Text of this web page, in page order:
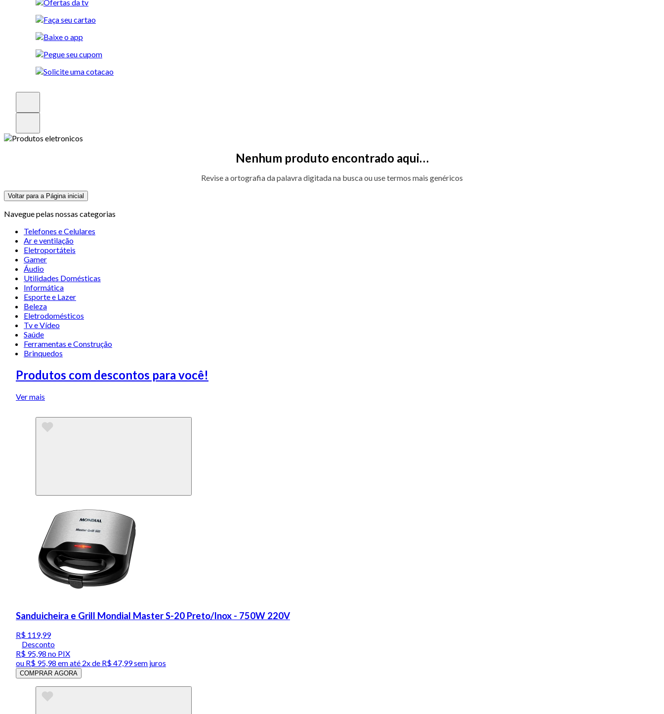
Nenhum produto encontrado aqui…
Revise a ortografia da palavra digitada na busca ou use termos mais genéricos
Voltar para a Página inicial
Navegue pelas nossas categorias
Telefones e Celulares
Ar e ventilação
Eletroportáteis
Gamer
Áudio
Utilidades Domésticas
Informática
Esporte e Lazer
Beleza
Eletrodomésticos
Tv e Vídeo
Saúde
Ferramentas e Construção
Brinquedos
Produtos com descontos para você!
Ver mais
Sanduicheira e Grill Mondial Master S-20 Preto/Inox - 750W 220V
R$ 119,99
Desconto
R$ 95,98 no PIX
ou R$ 95,98 em até 2x de R$ 47,99 sem juros
COMPRAR AGORA